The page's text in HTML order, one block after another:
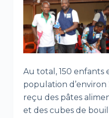
Au total, 150 enfants
population
reçu des pâtes
et des cubes de